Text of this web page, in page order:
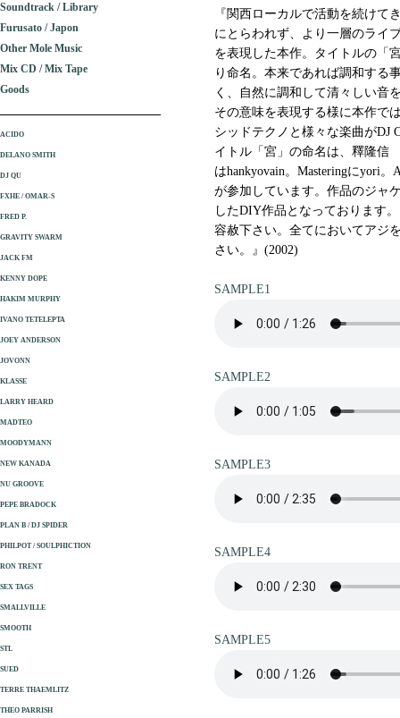
『関西ローカルで活動を続け
にとらわれず、より一層のライ
を表現した本作。タイトルの「
り命名。本来であれば調和する
く、自然に調和して清々しい
その意味を表現する様に本作で
シッドテクノと様々な楽曲が
イトル「宮」の命名は、釋隆信
はhankyovain。Masteringにyori
が参加しています。作品のジャ
したDIY作品となっております
容赦下さい。全てにおいてアジ
さい。』(2002)
SAMPLE1
SAMPLE2
SAMPLE3
SAMPLE4
SAMPLE5
Soundtrack / Library
Furusato / Japon
Other Mole Music
Mix CD / Mix Tape
Goods
ACIDO
DELANO SMITH
DJ QU
FXHE / OMAR-S
FRED P.
GRAVITY SWARM
JACK FM
KENNY DOPE
HAKIM MURPHY
IVANO TETELEPTA
JOEY ANDERSON
JOVONN
KLASSE
LARRY HEARD
MADTEO
MOODYMANN
NEW KANADA
NU GROOVE
PEPE BRADOCK
PLAN B / DJ SPIDER
PHILPOT / SOULPHICTION
RON TRENT
SEX TAGS
SMALLVILLE
SMOOTH
STL
SUED
TERRE THAEMLITZ
THEO PARRISH